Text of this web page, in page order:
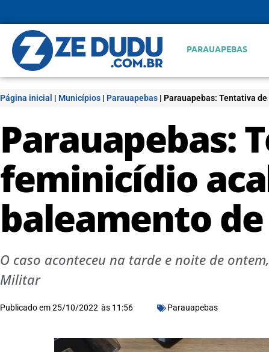
PARAUAPEBAS
Página inicial | Municípios | Parauapebas | Parauapebas: Tentativa
Parauapebas:
feminicídio
baleamento
O caso aconteceu na tarde e noite de
Militar
Publicado em25/10/2022 às 11:56 Parauapebas